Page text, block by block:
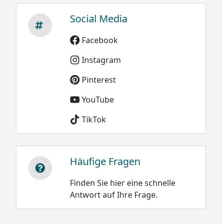
Social Media
Facebook
Instagram
Pinterest
YouTube
TikTok
Häufige Fragen
Finden Sie hier eine schnelle
Antwort auf Ihre Frage.